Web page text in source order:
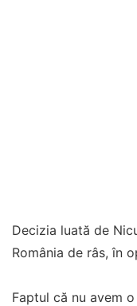
Decizia luată de
România de râs, în
Faptul că nu avem